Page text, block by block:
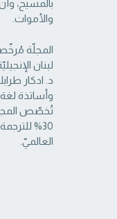
بالمسيح،
والأموات. ‏
المجلّة
لبنان
وأساتذة
30%
العالميّ.‏